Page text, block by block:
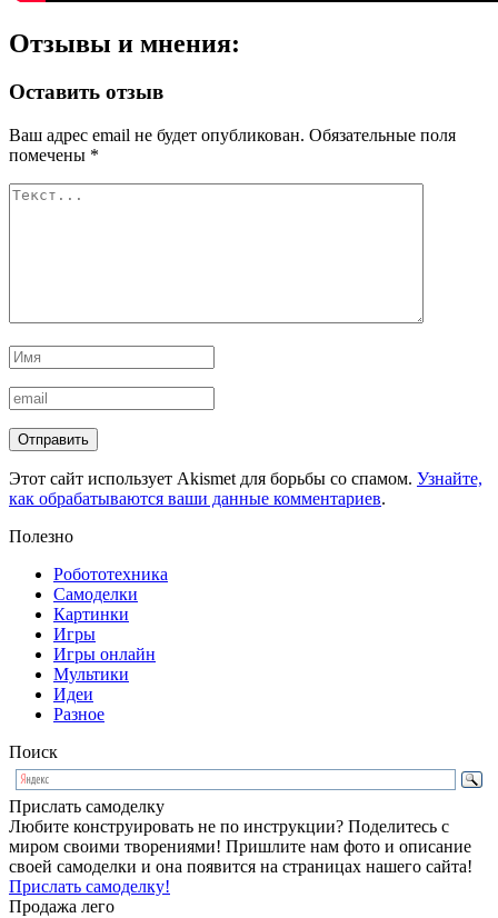
Отзывы и мнения:
Оставить отзыв
Ваш адрес email не будет опубликован. Обязательные поля
помечены *
Этот сайт использует Akismet для борьбы со спамом. Узнайте,
как обрабатываются ваши данные комментариев.
Полезно
Робототехника
Самоделки
Картинки
Игры
Игры онлайн
Мультики
Идеи
Разное
Поиск
Прислать самоделку
Любите конструировать не по инструкции? Поделитесь с
миром своими творениями! Пришлите нам фото и описание
своей самоделки и она появится на страницах нашего сайта!
Прислать самоделку!
Продажа лего